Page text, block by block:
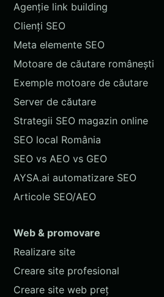
Agenție link building
Clienți SEO
Meta elemente SEO
Motoare de căutare românești
Exemple motoare de căutare
Server de căutare
Strategii SEO magazin online
SEO local România
SEO vs AEO vs GEO
AYSA.ai automatizare SEO
Articole SEO/AEO
Web & promovare
Realizare site
Creare site profesional
Creare site web preț